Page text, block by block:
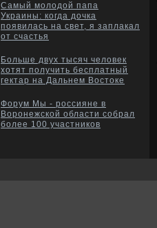
Самый молодой папа
Украины: когда дочка
появилась на свет, я заплакал
от счастья
Больше двух тысяч человек
хотят получить бесплатный
гектар на Дальнем Востоке
Форум Мы - россияне в
Воронежской области собрал
более 100 участников